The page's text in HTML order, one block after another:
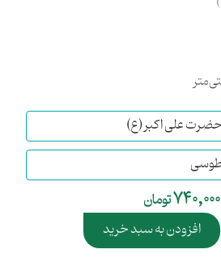
740,000تومان
افزودن به سبد خرید